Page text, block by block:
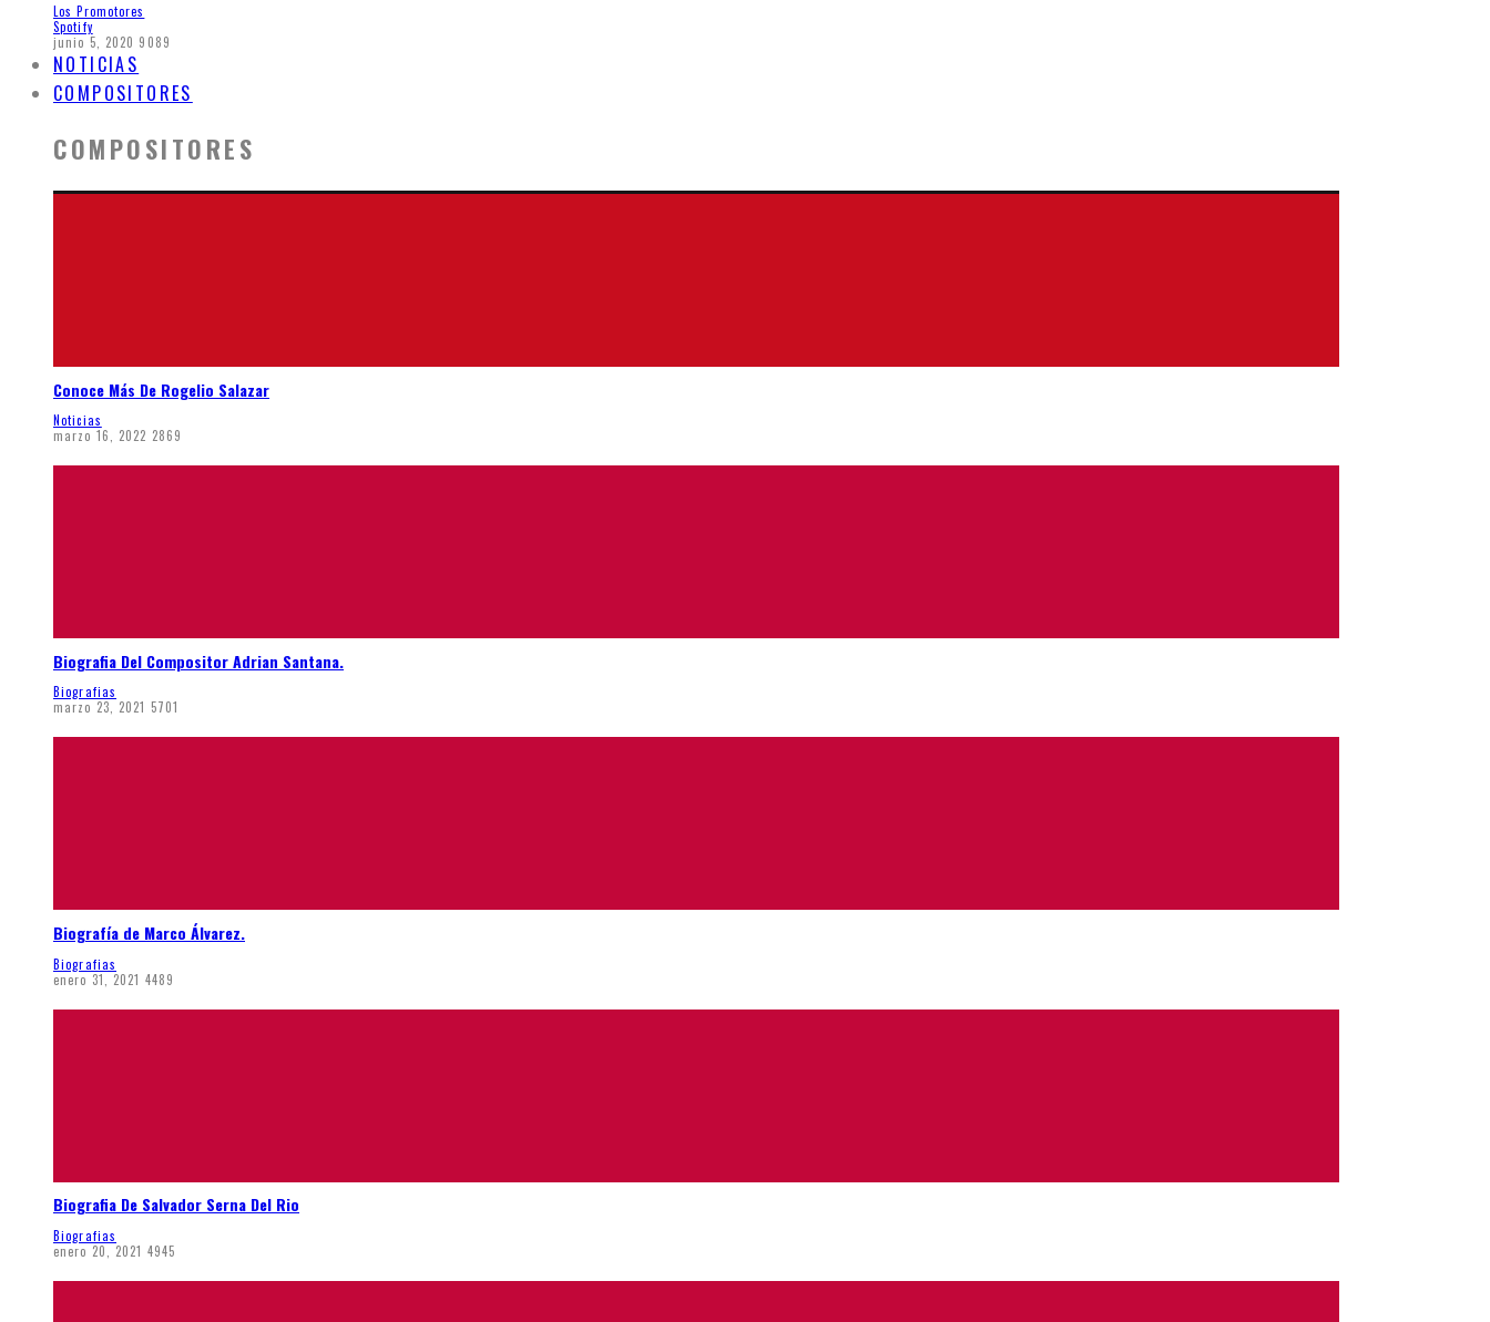
Los Promotores
Spotify
junio 5, 2020 9089
NOTICIAS
COMPOSITORES
COMPOSITORES
Conoce Más De Rogelio Salazar
Noticias
marzo 16, 2022 2869
Biografia Del Compositor Adrian Santana.
Biografias
marzo 23, 2021 5701
Biografía de Marco Álvarez.
Biografias
enero 31, 2021 4489
Biografia De Salvador Serna Del Rio
Biografias
enero 20, 2021 4945